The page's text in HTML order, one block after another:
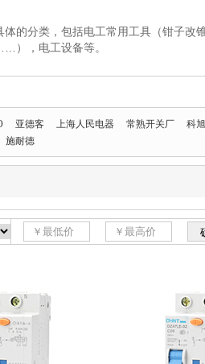
的分类，包括电工常用工具（钳子
），电工设备等。
亚德客 上海人民电器 常熟开关厂 科旭
施耐德